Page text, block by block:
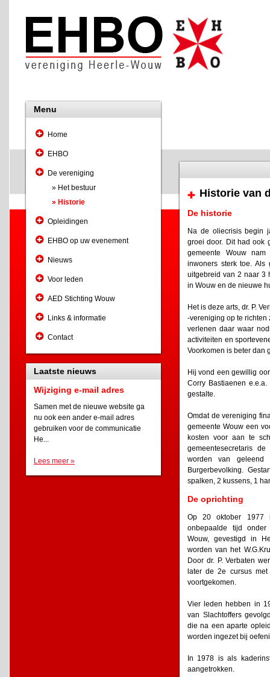
Menu
Home
EHBO
De vereniging
» Het bestuur
» Historie
Opleidingen
EHBO op uw evenement
Nieuws
Voor leden
AED Stichting Wouw
Links & informatie
Contact
Laatste nieuws
Wijziging e-mail adres
Samen met de nieuwe website ga
nu ook een ander e-mail adres
gebruiken voor de communicatie
He...
Lees meer »
Historie van
De historie
Na de oliecrisis begin
groei door. Dit had ook
gemeente Wouw
inwoners sterk toe. Als
uitgebreid van 2 naar 3
in Wouw en de nieuwe
Het is deze arts, dr. P.
-vereniging op te richten
verlenen daar waar
activiteiten en
Voorkomen is beter dan
Hij vond een gewillig
Corry Bastiaenen
gestalte.
Omdat de vereniging
gemeente Wouw een
kosten voor aan te
gemeentesecretaris
worden van geleend
Burgerbevolking.
spalken, 2 kussens, 1
De oprichting
Op 20 oktober 1977
onbepaalde tijd onder
Wouw, gevestigd in
worden van het
Door dr. P. Verbaten
later de 2e cursus
voortgekomen.
Vier leden hebben in
van Slachtoffers
die na een aparte
worden ingezet bij
In 1978 is als
aangetrokken.